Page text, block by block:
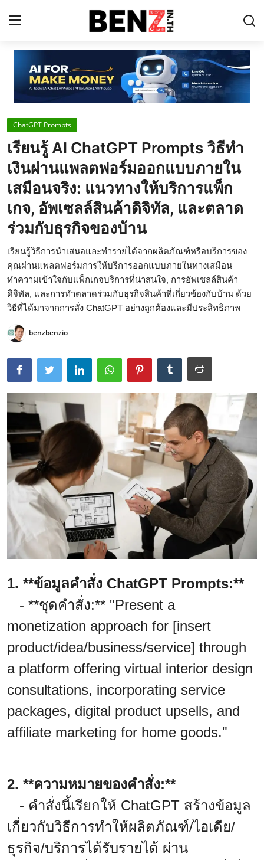
Home
Contact
AI Tools
ChatGPT Prompts
ข่าว AI รอบโลก
ThaiGPT Builder
คอร์สเรียน ChatGPT
ChatGPT Prompts
เรียนรู้ AI ChatGPT Prompts วิธีทำ
เงินผ่านแพลตฟอร์มออกแบบภายใน
เสมือนจริง: แนวทางให้บริการแพ็ก
เกจ, อัพเซลล์สินค้าดิจิทัล, และตลาด
ร่วมกับธุรกิจของบ้าน
เรียนรู้วิธีการนำเสนอและทำรายได้จากผลิตภัณฑ์หรือบริการของ
คุณผ่านแพลตฟอร์มการให้บริการออกแบบภายในทางเสมือน
ทำความเข้าใจกับแพ็กเกจบริการที่น่าสนใจ, การอัพเซลล์สินค้า
ดิจิทัล, และการทำตลาดร่วมกับธุรกิจสินค้าที่เกี่ยวข้องกับบ้าน ด้วย
วิธีที่ได้มาจากการสั่ง ChatGPT อย่างถูกต้องและมีประสิทธิภาพ
benzbenzio
1. **ข้อมูลคำสั่ง ChatGPT Prompts:**
- **ชุดคำสั่ง:** "Present a
monetization approach for [insert
product/idea/business/service] through
a platform offering virtual interior design
consultations, incorporating service
packages, digital product upsells, and
affiliate marketing for home goods."
2. **ความหมายของคำสั่ง:**
- คำสั่งนี้เรียกให้ ChatGPT สร้างข้อมูล
เกี่ยวกับวิธีการทำให้ผลิตภัณฑ์/ไอเดีย/
ธุรกิจ/บริการได้รับรายได้ ผ่าน